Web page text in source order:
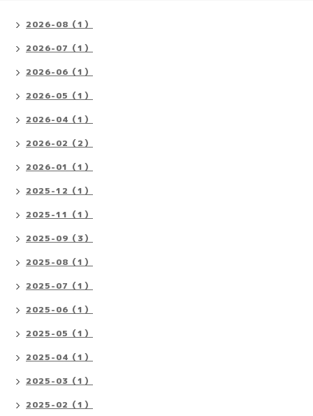
2026-08（1）
2026-07（1）
2026-06（1）
2026-05（1）
2026-04（1）
2026-02（2）
2026-01（1）
2025-12（1）
2025-11（1）
2025-09（3）
2025-08（1）
2025-07（1）
2025-06（1）
2025-05（1）
2025-04（1）
2025-03（1）
2025-02（1）